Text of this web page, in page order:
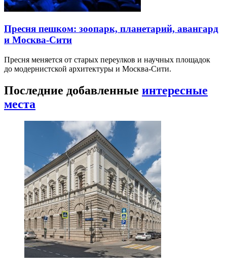
Пресня пешком: зоопарк, планетарий, авангард
и Москва-Сити
Пресня меняется от старых переулков и научных площадок
до модернистской архитектуры и Москва-Сити.
Последние добавленные интересные
места